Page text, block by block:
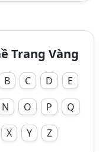
Trang Vàng
B C D
E
N O P
Q
X Y Z